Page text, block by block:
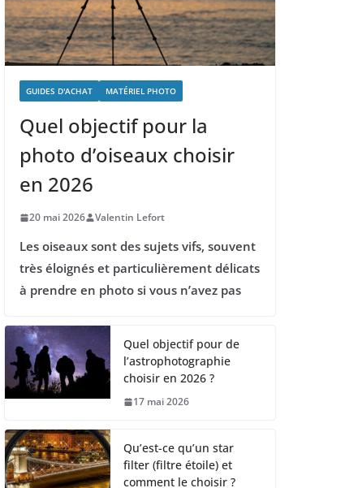
GUIDES D'ACHAT MATÉRIEL PHOTO
Quel objectif pour la
photo d’oiseaux choisir
en 2026
20 mai 2026 Valentin Lefort
Les oiseaux sont des sujets vifs, souvent
très éloignés et particulièrement délicats
à prendre en photo si vous n’avez pas
Quel objectif pour de
l’astrophotographie
choisir en 2026 ?
17 mai 2026
Qu’est-ce qu’un star
filter (filtre étoile) et
comment le choisir ?